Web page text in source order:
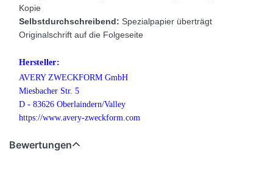
Kopie
Selbstdurchschreibend: Spezialpapier überträgt
Originalschrift auf die Folgeseite
Hersteller:
AVERY ZWECKFORM GmbH
Miesbacher Str. 5
D - 83626 Oberlaindern/Valley
https://www.avery-zweckform.com
Bewertungen